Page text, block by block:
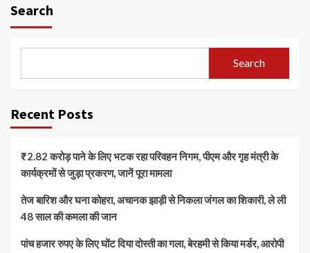
Search
Search
Recent Posts
₹2.82 करोड़ पाने के लिए भटक रहा परिवहन निगम, पीएम और गृह मंत्री के
कार्यक्रमों से जुड़ा प्रकरण, जानें पूरा मामला
तेज बारिश और घना कोहरा, अचानक झाड़ी से निकला जंगल का शिकारी, ले ली
48 साल की कमला की जान
पांच हजार रुपए के लिए घोंट दिया दोस्ती का गला, बेरहमी से किया मर्डर, आरोपी